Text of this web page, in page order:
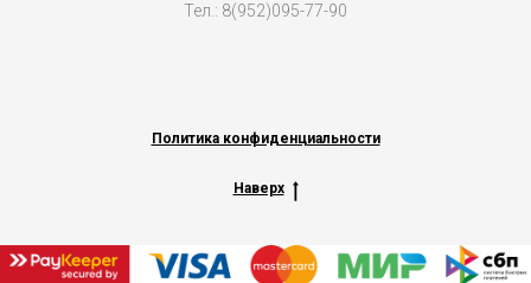
Тел.: 8(952)095-77-90
Политика конфиденциальности
Наверх